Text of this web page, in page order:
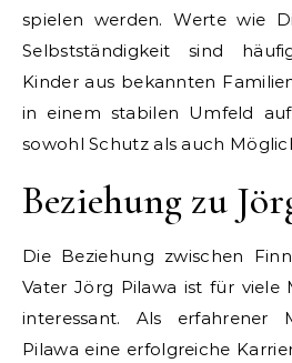
spielen werden. Werte wie
Selbstständigkeit sind
Kinder aus bekannten
in einem stabilen Umfeld
sowohl Schutz als auch
Beziehung zu
Die Beziehung zwischen
Vater Jörg Pilawa ist für viele
interessant. Als erfahrener
Pilawa eine erfolgreiche